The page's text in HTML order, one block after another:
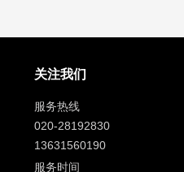
关注我们
服务热线
020-28192830
13631560190
服务时间